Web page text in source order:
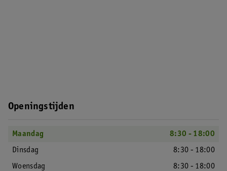
Openingstijden
Maandag
8:30 - 18:00
Dinsdag
8:30 - 18:00
Woensdag
8:30 - 18:00